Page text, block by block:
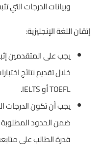
وبيانات الدرجات التي
إتقان اللغة الإنجليزية:
يجب على المتقدمين
خلال تقديم نتائج
TOEFL أو IELTS.
يجب أن تكون الدرجات
ضمن الحدود
قدرة الطالب على